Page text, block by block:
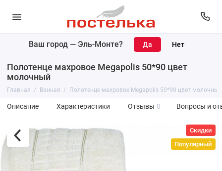
Ваш город — Эль-Монте?
Полотенце махровое Megapolis 50*90 цвет
молочный
Главная Ванная Полотенце махровое Megapolis 50*90 цвет молочный
Описание Характеристики Отзывы 0 Вопросы и
Скидки
Популярный